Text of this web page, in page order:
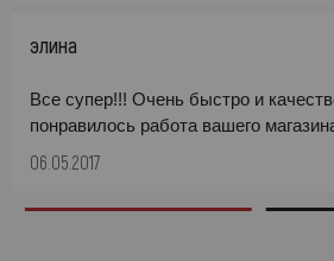
элина
Все супер!!! Очень быстро и
понравилось работа вашего
06.05.2017